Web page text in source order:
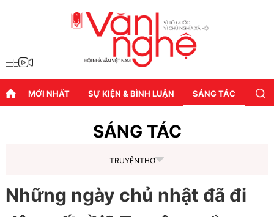
MỚI NHẤT SỰ KIỆN & BÌNH LUẬN SÁNG TÁC
SÁNG TÁC
TRUYỆNTHƠ
Những ngày chủ nhật đã đi